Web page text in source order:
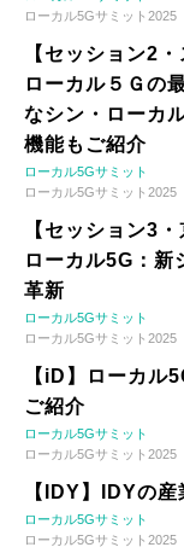
ローカル5Gサミット2025
【セッション2
ローカル５Ｇの
なシン・ローカ
機能もご紹介
ローカル5Gサミット
ローカル5Gサミット2025
【セッション3
ローカル5G：新
革新
ローカル5Gサミット
ローカル5Gサミット2025
【iD】ローカル
ご紹介
ローカル5Gサミット
ローカル5Gサミット2025
【IDY】IDYの
ローカル5Gサミット
ローカル5Gサミット2025